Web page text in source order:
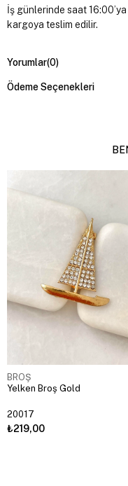
İş günlerinde saat
kargoya teslim edilir.
Yorumlar(0)
Ödeme Seçenekleri
BROŞ
Yelken Broş Gold
20017
₺219,00